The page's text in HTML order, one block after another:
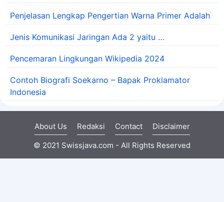
Penjelasan Lengkap Pengertian Warna Primer Adalah
Jenis Komunikasi Jaringan Ada 2 yaitu …
Pencemaran Lingkungan Wikipedia 2024
Contoh Biografi Soekarno – Bapak Proklamator
Indonesia
About Us Redaksi Contact
Disclaimer
© 2021 Swissjava.com - All Rights Reserved